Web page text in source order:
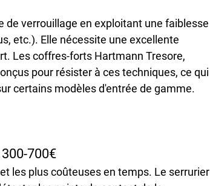
verrouillage en exploitant une faiblesse
etc.). Elle nécessite une excellente
Les coffres-forts Hartmann Tresore,
pour résister à ces techniques, ce qui
certains modèles d'entrée de gamme.
700€
les plus coûteuses en temps. Le serrurier